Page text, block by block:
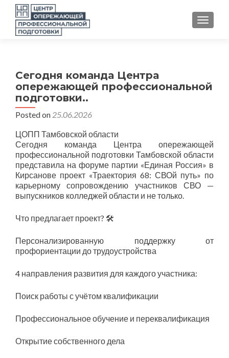
Сегодня команда Центра
опережающей профессиональной
подготовки..
Posted on 25.06.2026
ЦОПП Тамбовской области
Сегодня команда Центра опережающей
профессиональной подготовки Тамбовской области
представила на форуме партии «Единая Россия» в
Кирсанове проект «Траектория 68: СВОй путь» по
карьерному сопровождению участников СВО —
выпускников колледжей области и не только.
Что предлагает проект? 🛠
Персонализированную поддержку от
профориентации до трудоустройства
4 направления развития для каждого участника:
Поиск работы с учётом квалификации
Профессиональное обучение и переквалификация
Открытие собственного дела